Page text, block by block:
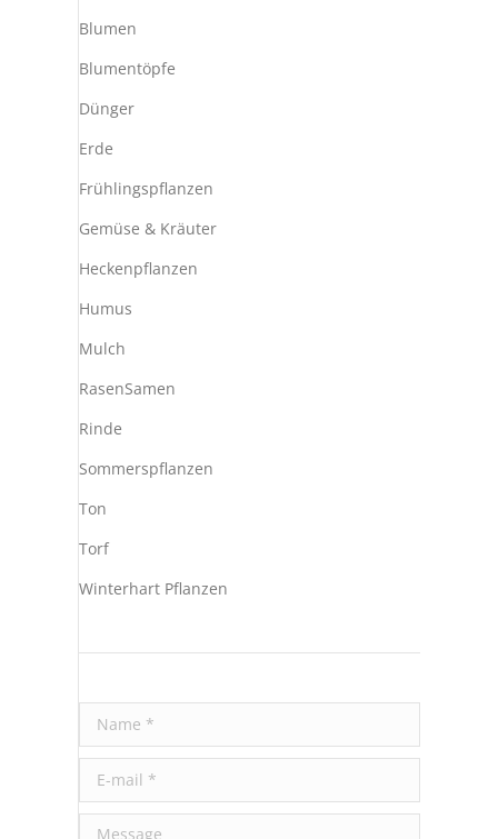
Blumen
Blumentöpfe
Dünger
Erde
Frühlingspflanzen
Gemüse & Kräuter
Heckenpflanzen
Humus
Mulch
RasenSamen
Rinde
Sommerspflanzen
Ton
Torf
Winterhart Pflanzen
Name *
E-mail *
Message